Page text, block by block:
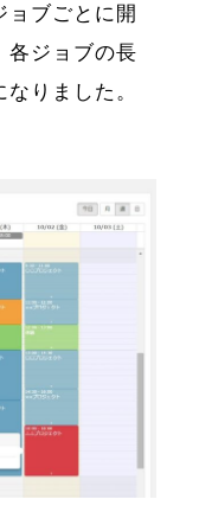
ョブごとに開
各ジョブの長
りました。